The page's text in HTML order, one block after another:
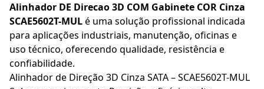
Alinhador DE Direcao 3D COM Gabinete COR Cinza
SCAE5602T-MULé uma solução profissional indicada
para aplicações industriais, manutenção, oficinas e
uso técnico, oferecendo qualidade, resistência e
confiabilidade.
Alinhador de Direção 3D Cinza SATA – SCAE5602T-MUL